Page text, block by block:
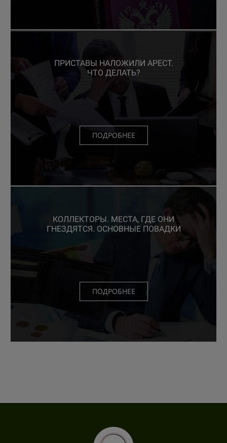
ПРИСТАВЫ НАЛОЖИЛИ АРЕСТ.
ЧТО ДЕЛАТЬ?
ПОДРОБНЕЕ
КОЛЛЕКТОРЫ. МЕСТА, ГДЕ ОНИ
ГНЕЗДЯТСЯ. ОСНОВНЫЕ ПОВАДКИ
ПОДРОБНЕЕ